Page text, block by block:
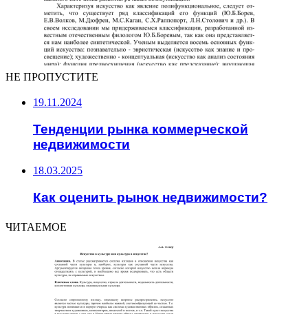
НЕ ПРОПУСТИТЕ
19.11.2024
Тенденции рынка коммерческой
недвижимости
18.03.2025
Как оценить рынок недвижимости?
ЧИТАЕМОЕ